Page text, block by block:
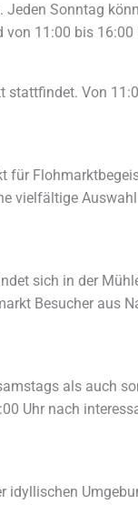
Sonntag
11:00 bis 16:00
Von
für
vielfältige
sich in der
Besucher aus
als auch
Uhr nach